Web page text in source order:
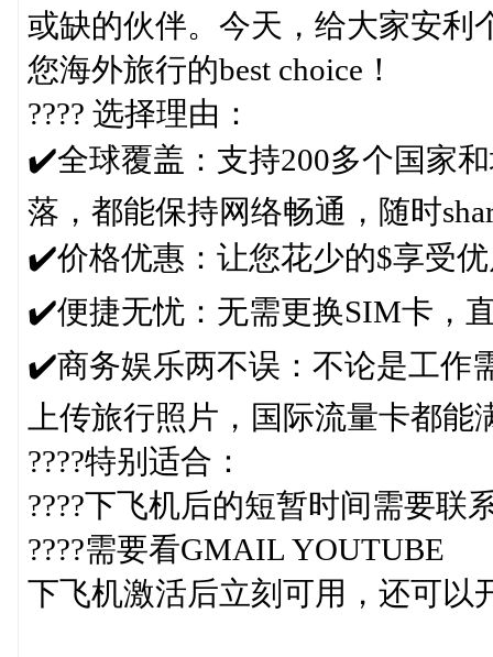
或缺的伙伴。今天，给大家安
您海外旅行的best choice！
???? 选择理由：
✔️全球覆盖：支持200多个国家
落，都能保持网络畅通，随时
✔️价格优惠：让您花少的$享受
✔️便捷无忧：无需更换SIM卡，
✔️商务娱乐两不误：不论是工作
上传旅行照片，国际流量卡都能
????特别适合：
????下飞机后的短暂时间需要联
????需要看GMAIL YOUTUBE
下飞机激活后立刻可用，还可以